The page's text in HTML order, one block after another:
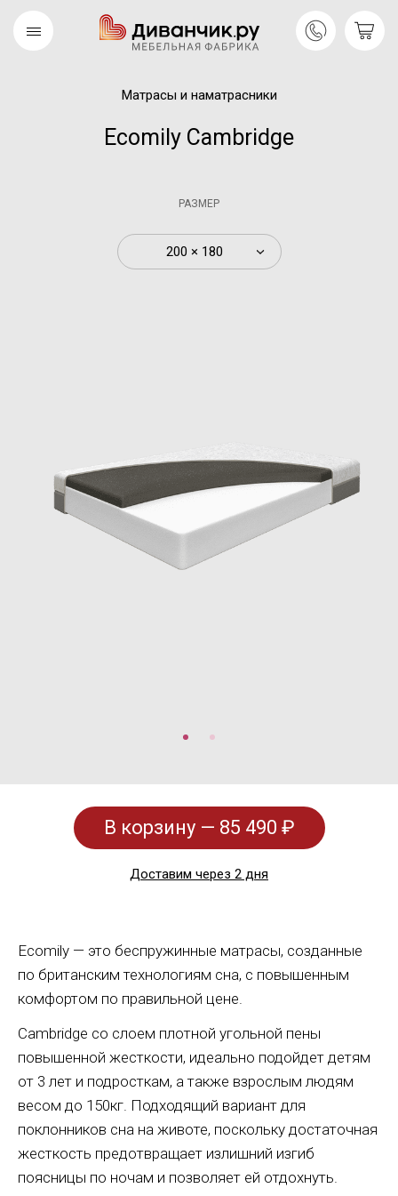
Матрасы и наматрасники
Ecomily Cambridge
РАЗМЕР
200 × 180
В корзину — 85 490 ₽
Доставим через 2 дня
Ecomily — это беспружинные матрасы, созданные
по британским технологиям сна, с повышенным
комфортом по правильной цене.
Cambridge со слоем плотной угольной пены
повышенной жесткости, идеально подойдет детям
от 3 лет и подросткам, а также взрослым людям
весом до 150кг. Подходящий вариант для
поклонников сна на животе, поскольку достаточная
жесткость предотвращает излишний изгиб
поясницы по ночам и позволяет ей отдохнуть.
коллекция